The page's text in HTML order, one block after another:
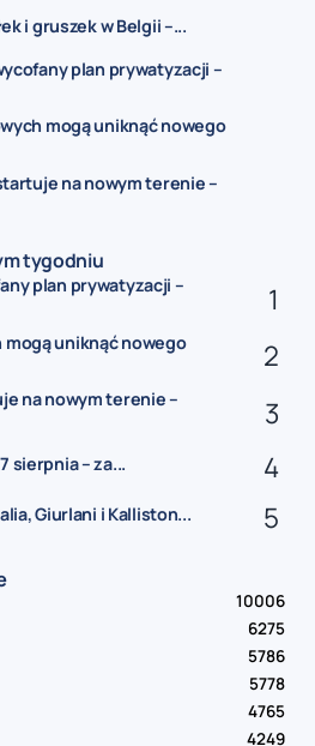
i gruszek w Belgii –...
plan prywatyzacji –
mogą uniknąć nowego
na nowym terenie –
tygodniu
plan prywatyzacji –
uniknąć nowego
na nowym terenie –
sierpnia – za...
Giurlani i Kalliston...
10006
6275
5786
5778
4765
4249